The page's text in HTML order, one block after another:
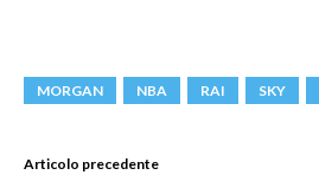
MORGAN NBA RAI SKY
Articolo precedente